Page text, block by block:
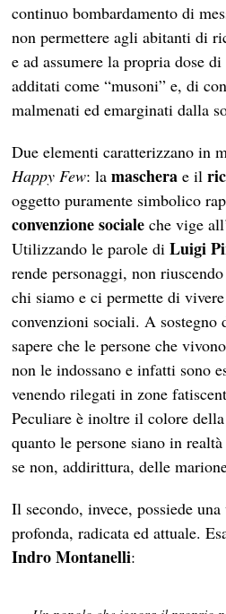
continuo bombardamento di
non permettere agli abitanti di
e ad assumere la propria dose
additati come “musoni” e, di
malmenati ed emarginati dalla
Due elementi caratterizzano in
Happy Few: lamaschera e il
oggetto puramente simbolico
convenzione sociale che vige
Utilizzando le parole diLuigi
rende personaggi, non
chi siamo e ci permette di
convenzioni sociali. A sostegno
sapere che le persone che
non le indossano e infatti sono
venendo rilegati in zone
Peculiare è inoltre il colore
quanto le persone siano in
se non, addirittura, delle
Il secondo, invece, possiede
profonda, radicata ed attuale.
Indro Montanelli: